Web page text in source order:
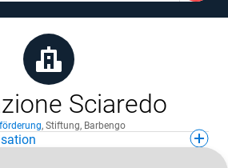
Sciaredo
, Stiftung, Barbengo